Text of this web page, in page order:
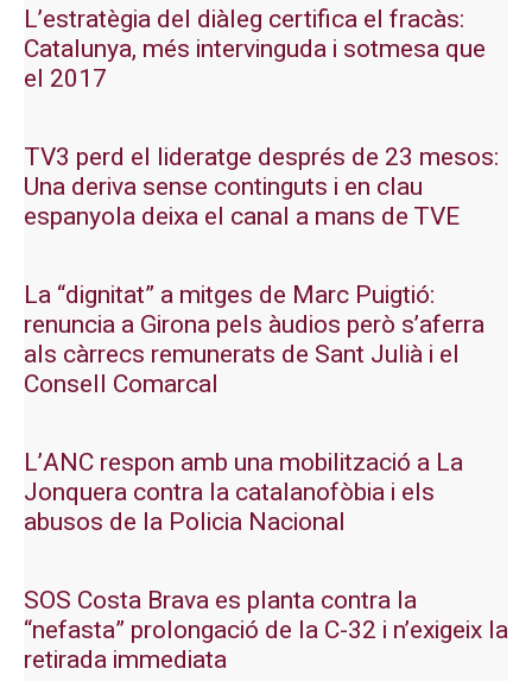
L’estratègia del diàleg certifica el fracàs:
Catalunya, més intervinguda i sotmesa que
el 2017
TV3 perd el lideratge després de 23 mesos:
Una deriva sense continguts i en clau
espanyola deixa el canal a mans de TVE
La “dignitat” a mitges de Marc Puigtió:
renuncia a Girona pels àudios però s’aferra
als càrrecs remunerats de Sant Julià i el
Consell Comarcal
L’ANC respon amb una mobilització a La
Jonquera contra la catalanofòbia i els
abusos de la Policia Nacional
SOS Costa Brava es planta contra la
“nefasta” prolongació de la C-32 i n’exigeix la
retirada immediata